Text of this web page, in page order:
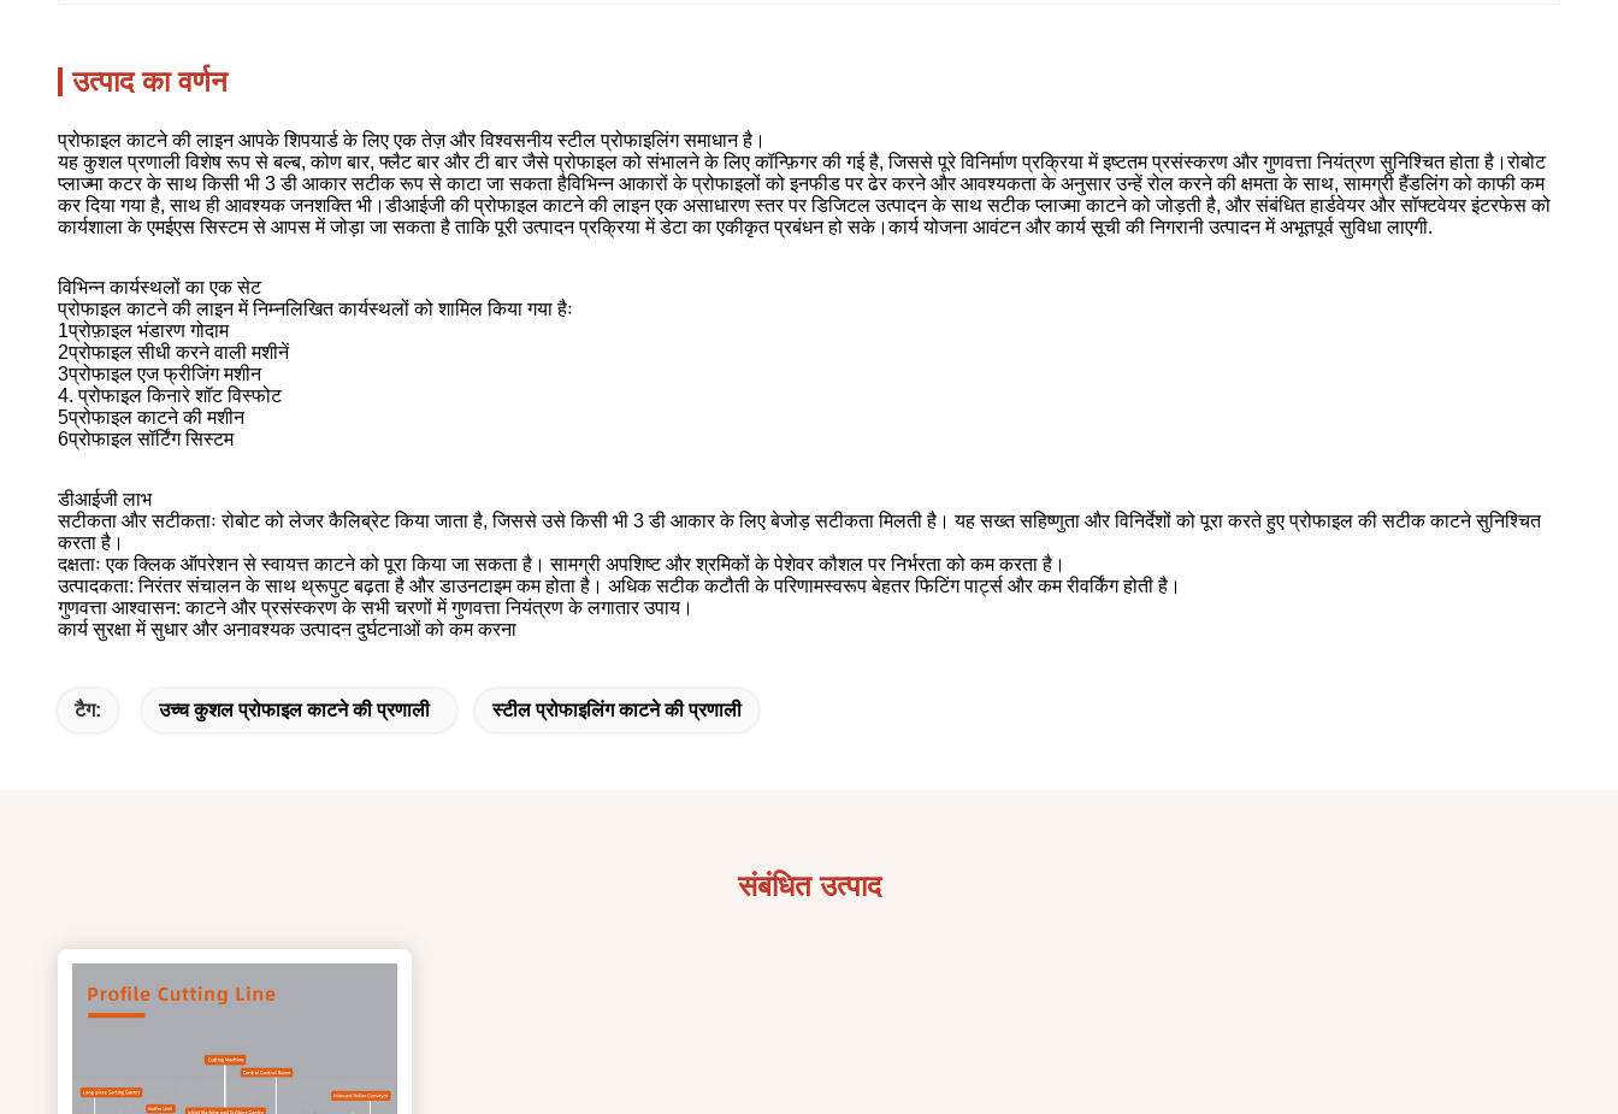
उत्पाद का वर्णन
प्रोफाइल काटने की लाइन आपके शिपयार्ड के लिए एक तेज़ और विश्वसनीय स्टील प्रोफाइलिंग समाधान है।
यह कुशल प्रणाली विशेष रूप से बल्ब, कोण बार, फ्लैट बार और टी बार जैसे प्रोफाइल को संभालने के लिए कॉन्फ़िगर की गई है, जिससे पूरे विनिर्माण प्रक्रिया में इष्टतम प्रसंस्करण और गुणवत्ता नियंत्रण सुनिश्चित होता है।रोबोट
प्लाज्मा कटर के साथ किसी भी 3 डी आकार सटीक रूप से काटा जा सकता हैविभिन्न आकारों के प्रोफाइलों को इनफीड पर ढेर करने और आवश्यकता के अनुसार उन्हें रोल करने की क्षमता के साथ, सामग्री हैंडलिंग को काफी कम
कर दिया गया है, साथ ही आवश्यक जनशक्ति भी।डीआईजी की प्रोफाइल काटने की लाइन एक असाधारण स्तर पर डिजिटल उत्पादन के साथ सटीक प्लाज्मा काटने को जोड़ती है, और संबंधित हार्डवेयर और सॉफ्टवेयर इंटरफेस को
कार्यशाला के एमईएस सिस्टम से आपस में जोड़ा जा सकता है ताकि पूरी उत्पादन प्रक्रिया में डेटा का एकीकृत प्रबंधन हो सके।कार्य योजना आवंटन और कार्य सूची की निगरानी उत्पादन में अभूतपूर्व सुविधा लाएगी.
विभिन्न कार्यस्थलों का एक सेट
प्रोफाइल काटने की लाइन में निम्नलिखित कार्यस्थलों को शामिल किया गया हैः
1प्रोफ़ाइल भंडारण गोदाम
2प्रोफाइल सीधी करने वाली मशीनें
3प्रोफाइल एज फ्रीजिंग मशीन
4. प्रोफाइल किनारे शॉट विस्फोट
5प्रोफाइल काटने की मशीन
6प्रोफाइल सॉर्टिंग सिस्टम
डीआईजी लाभ
सटीकता और सटीकताः रोबोट को लेजर कैलिब्रेट किया जाता है, जिससे उसे किसी भी 3 डी आकार के लिए बेजोड़ सटीकता मिलती है। यह सख्त सहिष्णुता और विनिर्देशों को पूरा करते हुए प्रोफाइल की सटीक काटने सुनिश्चित
करता है।
दक्षताः एक क्लिक ऑपरेशन से स्वायत्त काटने को पूरा किया जा सकता है। सामग्री अपशिष्ट और श्रमिकों के पेशेवर कौशल पर निर्भरता को कम करता है।
उत्पादकता: निरंतर संचालन के साथ थ्रूपुट बढ़ता है और डाउनटाइम कम होता है। अधिक सटीक कटौती के परिणामस्वरूप बेहतर फिटिंग पार्ट्स और कम रीवर्किंग होती है।
गुणवत्ता आश्वासन: काटने और प्रसंस्करण के सभी चरणों में गुणवत्ता नियंत्रण के लगातार उपाय।
कार्य सुरक्षा में सुधार और अनावश्यक उत्पादन दुर्घटनाओं को कम करना
टैग: उच्च कुशल प्रोफाइल काटने की प्रणाली स्टील प्रोफाइलिंग काटने की प्रणाली
संबंधित उत्पाद